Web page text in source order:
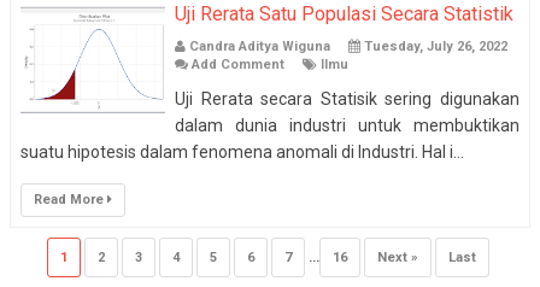
Uji Rerata Satu Populasi Secara Statistik
Candra Aditya Wiguna
Tuesday, July 26, 2022
Add Comment
Ilmu
Uji Rerata secara Statisik sering digunakan
dalam dunia industri untuk membuktikan
suatu hipotesis dalam fenomena anomali di Industri. Hal i...
Read More
1 2 3 4 5 6 7 ... 16 Next » Last